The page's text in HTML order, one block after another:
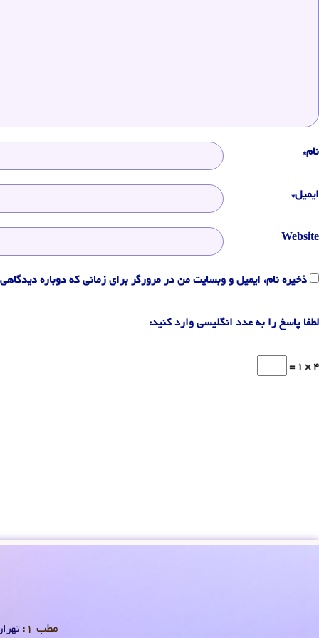
نام*
ایمیل*
Website
ذخیره نام، ایمیل و وبسایت من در مرورگر برای زمانی که دوباره
لطفا پاسخ را به عدد انگلیسی وارد کنید:
4 × 1 =
مطب 1: